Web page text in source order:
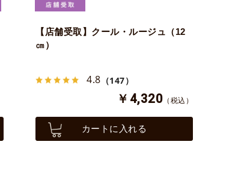
【店舗受取】クール・ルージュ（12
㎝）
4.8 （147）
￥4,320 （税込）
カートに入れる